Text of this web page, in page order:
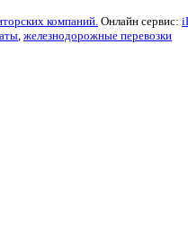
компаний. Онлайн сервис:
, железнодорожные перевозки